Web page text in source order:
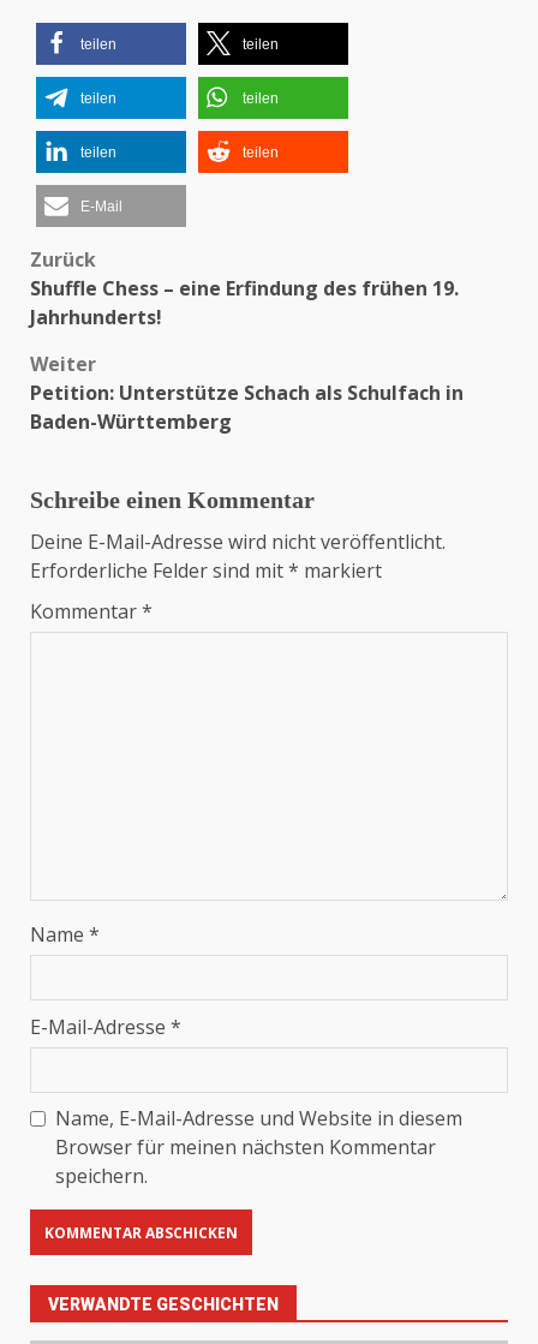
teilen teilen
teilen teilen
teilen teilen
E-Mail
Beitragsnavigation
Zurück
Shuffle Chess – eine Erfindung des frühen 19.
Jahrhunderts!
Weiter
Petition: Unterstütze Schach als Schulfach in
Baden-Württemberg
Schreibe einen Kommentar
Deine E-Mail-Adresse wird nicht veröffentlicht.
Erforderliche Felder sind mit* markiert
Kommentar*
Name *
E-Mail-Adresse *
Name, E-Mail-Adresse und Website in diesem
Browser für meinen nächsten Kommentar
speichern.
VERWANDTE GESCHICHTEN